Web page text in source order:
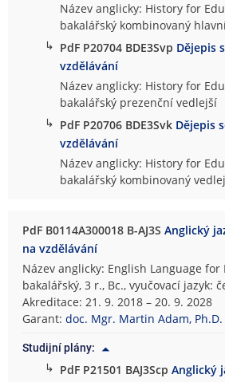
Název anglicky: History for
bakalářský kombinovaný
↳ PdF P20704 BDE3Svp Dějepis
vzdělávání
Název anglicky: History for
bakalářský prezenční vedlejší
↳ PdF P20706 BDE3Svk Dějepis
vzdělávání
Název anglicky: History for
bakalářský kombinovaný
PdF B0114A300018 B-AJ3SAnglický
na vzdělávání
Název anglicky: English Language for
bakalářský, 3 r., Bc., vyučovací jazyk:
Akreditace: 21. 9. 2018 – 20. 9. 2028
Garant:doc. Mgr. Martin Adam, Ph.D.
Studijní plány:
↳ PdF P21501 BAJ3ScpAnglický